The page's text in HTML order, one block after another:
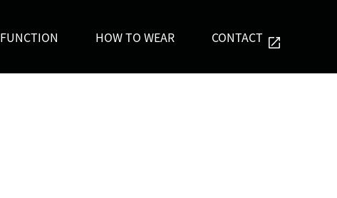
FUNCTION HOW TO WEAR CONTACT